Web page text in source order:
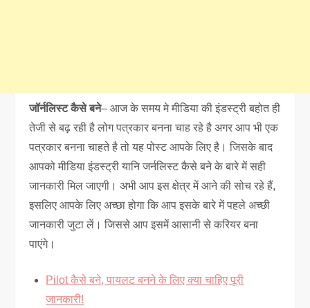
जॉर्नलिस्ट कैसे बने– आज के समय मे मीडिया की इंडस्ट्री बहोत ही
तेजी से बढ़ रही है लोग पत्रकार बनना चाह रहे है अगर आप भी एक
पत्रकार बनना चाहते है तो यह पोस्ट आपके लिए है। जिसके बाद
आपको मीडिया इंडस्ट्री यानि जर्नलिस्ट कैसे बने के बारे में सही
जानकारी मिल जाएगी। अभी आप इस क्षेत्र में आने की सोच रहे हैं,
इसलिए आपके लिए अच्छा होगा कि आप इसके बारे में पहले अच्छी
जानकारी जुटा लें। जिससे आप इसमें आसानी से करियर बना
पाएंगे।
Pilot कैसे बने, पायलट बनने के लिए क्या चाहिए पूरी
जानकारी!